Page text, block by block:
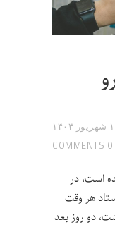
0 COMMENTS
است، در
هر وقت
دو روز بعد